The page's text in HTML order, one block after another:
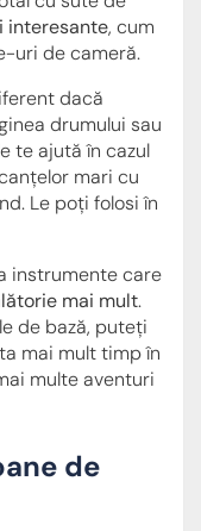
interesante, cum
uri de cameră.
dacă
drumului sau
te ajută în cazul
mari cu
Le poți folosi în
instrumente care
mai mult.
de bază, puteți
mai mult timp în
multe aventuri
de